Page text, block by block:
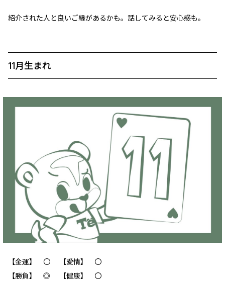
紹介された人と良いご縁があるかも。話してみると安心感も。
11月生まれ
【金運】 〇 【愛情】 〇
【勝負】 ◎ 【健康】 〇